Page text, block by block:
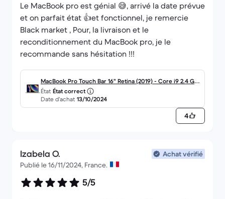
Le MacBook pro est génial 😅, arrivé la date prévue
et on parfait état 👍et fonctionnel, je remercie
Black market , Pour, la livraison et le
reconditionnement du MacBook pro, je le
recommande sans hésitation !!!
MacBook Pro Touch Bar 16" Retina (2019) - Core i9 2.4 GH
z 512 SSD - 16 Go AZERTY - Français
État État correct
Date d’achat 13/10/2024
4
Izabela O.
Achat vérifié
Publié le 16/11/2024, France.
5/5